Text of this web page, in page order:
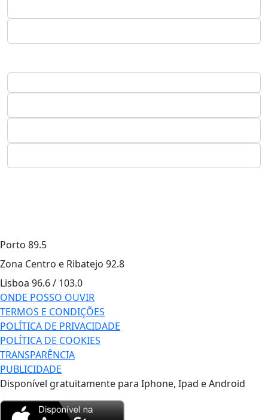
Porto 89.5
Zona Centro e Ribatejo 92.8
Lisboa 96.6 / 103.0
ONDE POSSO OUVIR
TERMOS E CONDIÇÕES
POLÍTICA DE PRIVACIDADE
POLÍTICA DE COOKIES
TRANSPARÊNCIA
PUBLICIDADE
Disponível gratuitamente para Iphone, Ipad e Android